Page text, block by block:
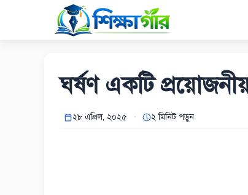
content
ঘর্ষণ একটি
২৮ এপ্রিল, ২০২৫ ২ মিনিট পড়ুন